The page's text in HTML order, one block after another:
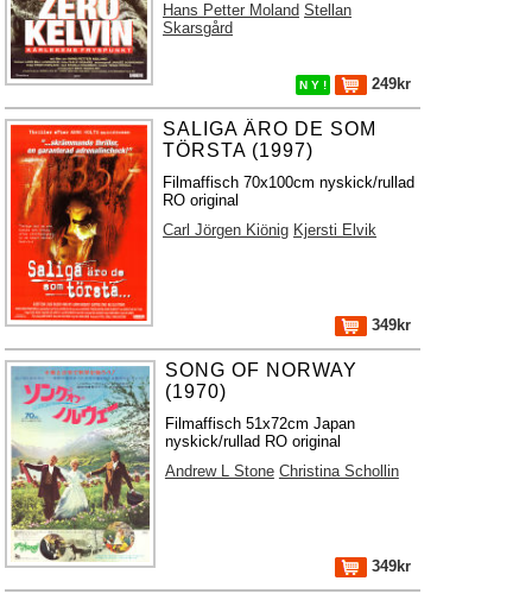
Hans Petter Moland Stellan
Skarsgård
N Y ! 249kr
SALIGA ÄRO DE SOM
TÖRSTA (1997)
Filmaffisch 70x100cm nyskick/rullad
RO original
Carl Jörgen Kiönig Kjersti Elvik
349kr
SONG OF NORWAY
(1970)
Filmaffisch 51x72cm Japan
nyskick/rullad RO original
Andrew L Stone Christina Schollin
349kr